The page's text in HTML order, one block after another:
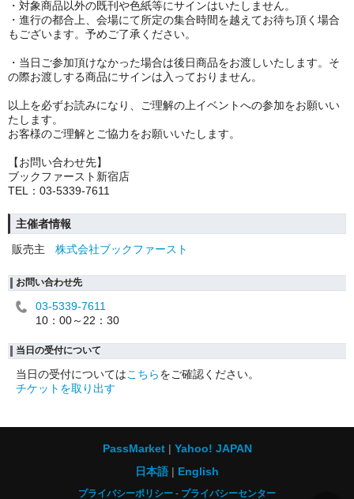
・対象商品以外の既刊や色紙等にサインはいたしません。
・進行の都合上、会場にて所定の集合時間を越えてお待ち頂く場合
もございます。予めご了承ください。
・当日ご参加頂けなかった場合は後日商品をお渡しいたします。そ
の際お渡しする商品にサインは 入っておりません。
以上を必ずお読みになり、ご理解の上イベントへの参加をお願いい
たします。
お客様のご理解とご協力をお願いいたします。
【お問い合わせ先】
ブックファースト新宿店
TEL：03-5339-7611
主催者情報
販売主
株式会社ブックファースト
お問い合わせ先
03-5339-7611
10：00～22：30
当日の受付について
当日の受付についてはこちらをご確認ください。
チケットを取り出す
PassMarket
Yahoo! JAPAN
日本語
English
プライバシーポリシー プライバシーセンター